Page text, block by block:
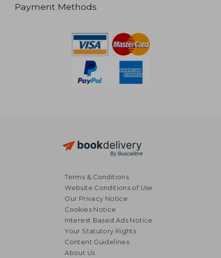
Payment Methods
Terms & Conditions
Website Conditions of Use
Our Privacy Notice
Cookies Notice
Interest Based Ads Notice
Your Statutory Rights
Content Guidelines
About Us